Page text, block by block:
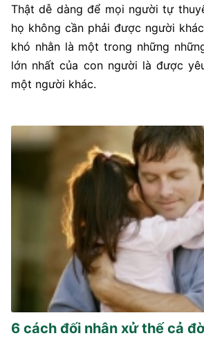
Thật dễ dàng để mọi người tự
họ không cần phải được người
khó nhằn là một trong những
lớn nhất của con người là được
một người khác.
6 cách đối nhân xử thế cả